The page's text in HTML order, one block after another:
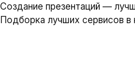
Создание презентаций —
Подборка лучших сервисов в